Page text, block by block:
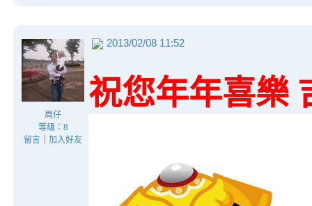
周仔
等級：8
留言
加入好友
2013/02/08 11:52
祝您年年喜樂